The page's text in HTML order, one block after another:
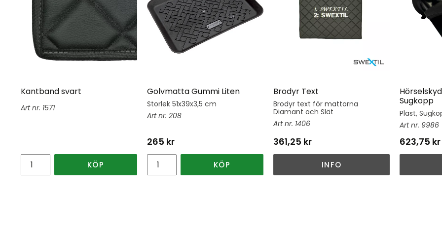
Kantband svart
1571
KÖP
Golvmatta Gummi Liten
Storlek 51x39x3,5 cm
208
265 kr
KÖP
Brodyr Text
Brodyr text för mattorna
Diamant och Slät
1406
361,25 kr
INFO
Sugkopp
Plast,
9986
623,75 kr